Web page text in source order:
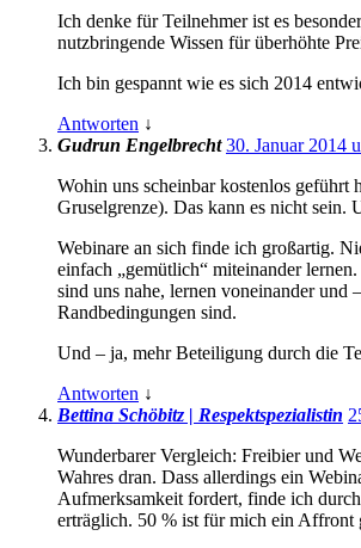
Ich denke für Teilnehmer ist es
nutzbringende Wissen für überhöhte
Ich bin gespannt wie es sich 2014
Antworten ↓
Gudrun Engelbrecht 30. Januar 2014
Wohin uns scheinbar kostenlos geführt
Gruselgrenze). Das kann es nicht sein.
Webinare an sich finde ich großartig.
einfach „gemütlich“ miteinander
sind uns nahe, lernen voneinander
Randbedingungen sind.
Und – ja, mehr Beteiligung durch die
Antworten ↓
Bettina Schöbitz | Respektspezialistin
Wunderbarer Vergleich: Freibier und
Wahres dran. Dass allerdings ein
Aufmerksamkeit fordert, finde ich
erträglich. 50 % ist für mich ein Affront